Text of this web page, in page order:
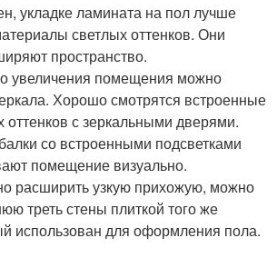
укладке ламината на пол лучше
светлых оттенков. Они
пространство.
увеличения помещения можно
Хорошо смотрятся встроенные
с зеркальными дверями.
со встроенными подсветками
помещение визуально.
расширить узкую прихожую, можно
треть стены плиткой того же
использован для оформления пола.